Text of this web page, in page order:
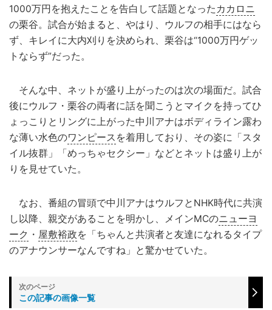
1000万円を抱えたことを告白して話題となった カカロニ
の栗谷。試合が始まると、やはり、ウルフの相手にはなら
ず、キレイに大内刈りを決められ、栗谷は“1000万円ゲッ
トならず”だった。
そんな中、ネットが盛り上がったのは次の場面だ。試合
後にウルフ・栗谷の両者に話を聞こうとマイクを持ってひ
ょっこりとリングに上がった中川アナはボディライン露わ
な薄い水色のワンピース を着用しており、その姿に「スタ
イル抜群」「めっちゃセクシー」などとネットは盛り上が
りを見せていた。
なお、番組の冒頭で中川アナはウルフとNHK時代に共演
し以降、親交があることを明かし、メインMCのニューヨ
ーク ・ 屋敷裕政を「ちゃんと共演者と友達になれるタイプ
のアナウンサーなんですね」と驚かせていた。
この記事の画像一覧